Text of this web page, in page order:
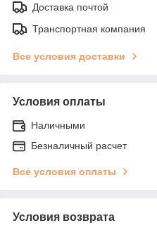
Доставка почтой
Транспортная компания
Все условия доставки
Условия оплаты
Наличными
Безналичный расчет
Все условия оплаты
Условия возврата